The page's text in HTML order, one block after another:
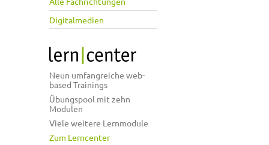
Digitalmedien
Neun umfangreiche web-
based Trainings
Übungspool mit zehn
Modulen
Viele weitere Lernmodule
Zum Lerncenter